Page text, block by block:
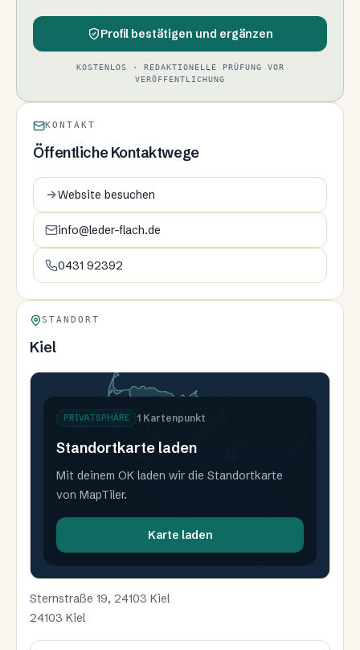
Profil bestätigen und ergänzen
KOSTENLOS · REDAKTIONELLE PRÜFUNG VOR
VERÖFFENTLICHUNG
KONTAKT
Öffentliche Kontaktwege
Website besuchen
info@leder-flach.de
0431 92392
STANDORT
Kiel
PRIVATSPHÄRE 1 Kartenpunkt
Standortkarte laden
Mit deinem OK laden wir die Standortkarte
von MapTiler.
Karte laden
Sternstraße 19, 24103 Kiel
24103 Kiel